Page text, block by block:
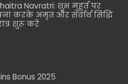
Navratri: शुभ मुहूर्त पर
करके अमृत और सर्वार्थ सिद्धि
शुरू करें
Bonus 2025